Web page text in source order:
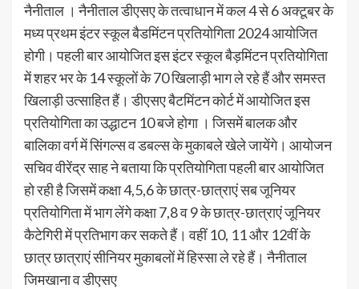
नैनीताल । नैनीताल डीएसए के तत्वाधान में कल 4 से 6 अक्टूबर के
मध्य प्रथम इंटर स्कूल बैडमिंटन प्रतियोगिता 2024 आयोजित
होगी। पहली बार आयोजित इस इंटर स्कूल बैड़मिंटन प्रतियोगिता
में शहर भर के 14 स्कूलों के 70 खिलाड़ी भाग ले रहे हैं और समस्त
खिलाड़ी उत्साहित हैं। डीएसए बैटमिंटन कोर्ट में आयोजित इस
प्रतियोगिता का उद्धाटन 10 बजे होगा । जिसमें बालक और
बालिका वर्ग में सिंगल्स व डबल्स के मुकाबले खेले जायेंगे। आयोजन
सचिव वीरेंद्र साह ने बताया कि प्रतियोगिता पहली बार आयोजित
हो रही है जिसमें कक्षा 4,5,6 के छात्र-छात्राएं सब जूनियर
प्रतियोगिता में भाग लेंगे कक्षा 7,8 व 9 के छात्र-छात्राएं जूनियर
कैटेगिरी में प्रतिभाग कर सकते हैं। वहीं 10, 11 और 12वीं के
छात्र छात्राएं सीनियर मुकाबलों में हिस्सा ले रहे हैं। नैनीताल
जिमखाना व डीएसए